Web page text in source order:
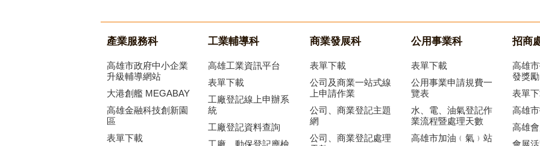
產業服務科
高雄市政府中小企業
升級輔導網站
大港創艦 MEGABAY
高雄金融科技創新園
區
表單下載
工業輔導科
高雄工業資訊平台
表單下載
工廠登記線上申辦系
統
工廠登記資料查詢
工廠、動保登記應檢
商業發展科
表單下載
公司及商業一站式線
上申請作業
公司、商業登記主題
網
公司、商業登記處理
公用事業科
表單下載
公用事業申請規費一
覽表
水、電、油氣登記作
業流程暨處理天數
高雄市加油﹙氣﹚站
招商
高雄
發獎勵
表單
高雄
高雄
會展